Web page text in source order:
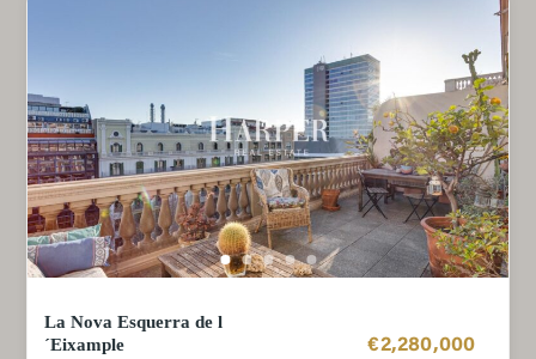
La Nova Esquerra de l
´Eixample
€2,280,000